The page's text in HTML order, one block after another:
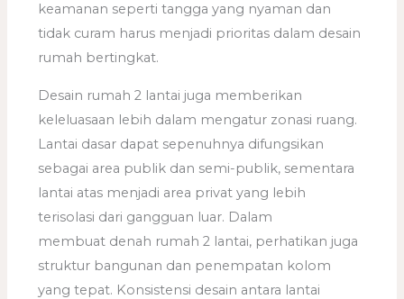
keamanan seperti tangga yang nyaman dan
tidak curam harus menjadi prioritas dalam desain
rumah bertingkat.
Desain rumah 2 lantai juga memberikan
keleluasaan lebih dalam mengatur zonasi ruang.
Lantai dasar dapat sepenuhnya difungsikan
sebagai area publik dan semi-publik, sementara
lantai atas menjadi area privat yang lebih
terisolasi dari gangguan luar. Dalam
membuat denah rumah 2 lantai, perhatikan juga
struktur bangunan dan penempatan kolom
yang tepat. Konsistensi desain antara lantai